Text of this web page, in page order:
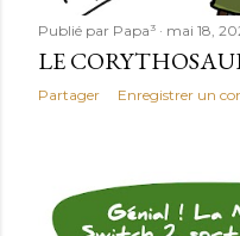
Publié par Papa³ mai 18,
LE
Partager Enregistrer un